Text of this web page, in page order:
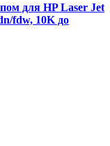
для HP Laser Jet
fdw, 10K до